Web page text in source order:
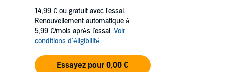
14,99 € ou gratuit avec l'essai.
Renouvellement automatique à
5,99 €/mois après l'essai. Voir
conditions d'éligibilité
Essayez pour 0,00 €